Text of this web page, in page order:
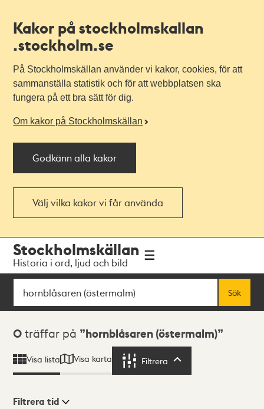
Kakor på stockholmskallan
.stockholm.se
På Stockholmskällan använder vi kakor, cookies, för att
sammanställa statistik och för att webbplatsen ska
fungera på ett bra sätt för dig.
Om kakor på Stockholmskällan
Godkänn alla kakor
Välj vilka kakor vi får använda
navigationen
huvudinnehållet
Stockholmskällan
Historia i ord, ljud och bild
Sök
Sök
Sökresultat
0 träffar på hornblåsaren (östermalm)
Visa lista Visa karta Filtrera
Filtrera tid